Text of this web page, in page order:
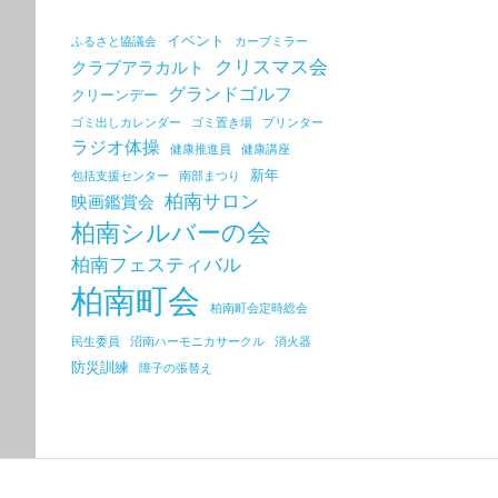
ふるさと協議会 イベント カーブミラー
クラブアラカルト クリスマス会
クリーンデー グランドゴルフ
ゴミ出しカレンダー ゴミ置き場 プリンター
ラジオ体操 健康推進員
健康講座
包括支援センター
南部まつり 新年
映画鑑賞会 柏南サロン
柏南シルバーの会
柏南フェスティバル
柏南町会
柏南町会定時総会
民生委員
沼南ハーモニカサークル 消火器
防災訓練 障子の張替え